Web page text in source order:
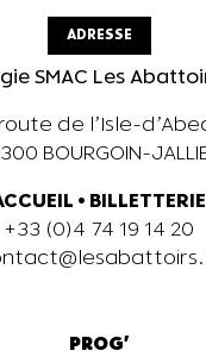
ADRESSE
SMAC Les
de l’Isle-
BOURGOIN-
• BILLETTERIE
+33 (0)4 74 19 14 20
PROG'